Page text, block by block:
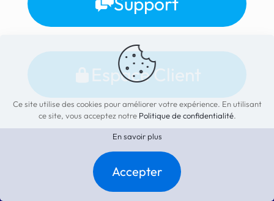
Espace Client
Ce site utilise des cookies pour améliorer votre expérience. En utilisant
ce site, vous acceptez notre Politique de confidentialité.
En savoir plus
Accepter